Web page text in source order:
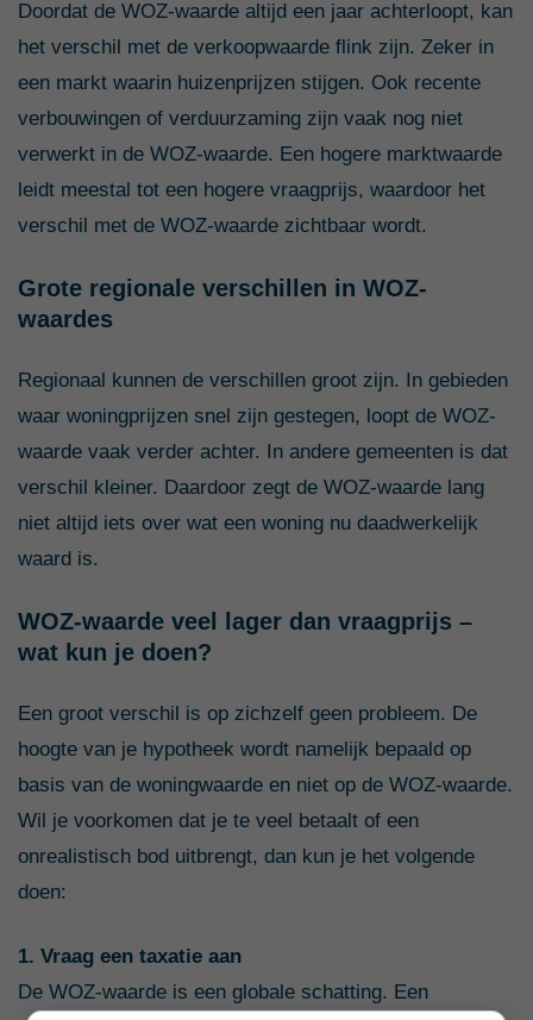
Doordat de WOZ-waarde altijd een jaar achterloopt, kan
het verschil met de verkoopwaarde flink zijn. Zeker in
een markt waarin huizenprijzen stijgen. Ook recente
verbouwingen of verduurzaming zijn vaak nog niet
verwerkt in de WOZ-waarde. Een hogere marktwaarde
leidt meestal tot een hogere vraagprijs, waardoor het
verschil met de WOZ-waarde zichtbaar wordt.
Grote regionale verschillen in WOZ-
waardes
Regionaal kunnen de verschillen groot zijn. In gebieden
waar woningprijzen snel zijn gestegen, loopt de WOZ-
waarde vaak verder achter. In andere gemeenten is dat
verschil kleiner. Daardoor zegt de WOZ-waarde lang
niet altijd iets over wat een woning nu daadwerkelijk
waard is.
WOZ-waarde veel lager dan vraagprijs –
wat kun je doen?
Een groot verschil is op zichzelf geen probleem. De
hoogte van je hypotheek wordt namelijk bepaald op
basis van de woningwaarde en niet op de WOZ-waarde.
Wil je voorkomen dat je te veel betaalt of een
onrealistisch bod uitbrengt, dan kun je het volgende
doen:
1. Vraag een taxatie aan
De WOZ-waarde is een globale schatting. Een